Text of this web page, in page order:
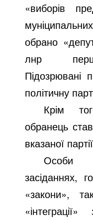
«виборів
обрано
лнр
Підозрювані
політичну
Крім
обранець
вказаної
Особи
засіданнях,
«закони»,